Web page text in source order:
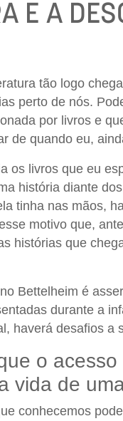
E A
tão logo
perto de nós.
por livros e
de quando eu,
os livros que eu
história diante
tinha nas mãos,
motivo que,
histórias que
Bettelheim é
durante a
haverá desafios a
o
vida de
conhecemos